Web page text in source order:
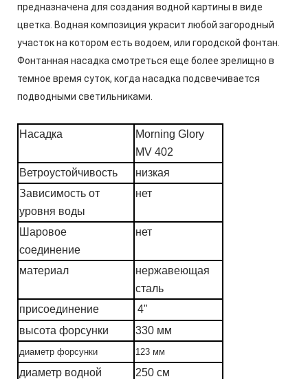
предназначена для создания водной картины в виде
цветка. Водная композиция украсит любой загородный
участок на котором есть водоем, или городской фонтан.
Фонтанная насадка смотреться еще более зрелищно в
темное время суток, когда насадка подсвечивается
подводными светильниками.
Насадка
Morning Glory
MV 402
Ветроустойчивость
низкая
Зависимость от
уровня воды
нет
Шаровое
соединение
нет
материал
нержавеющая
сталь
присоединение
4"
высота форсунки
330 мм
диаметр форсунки 123 мм
диаметр водной
250 см